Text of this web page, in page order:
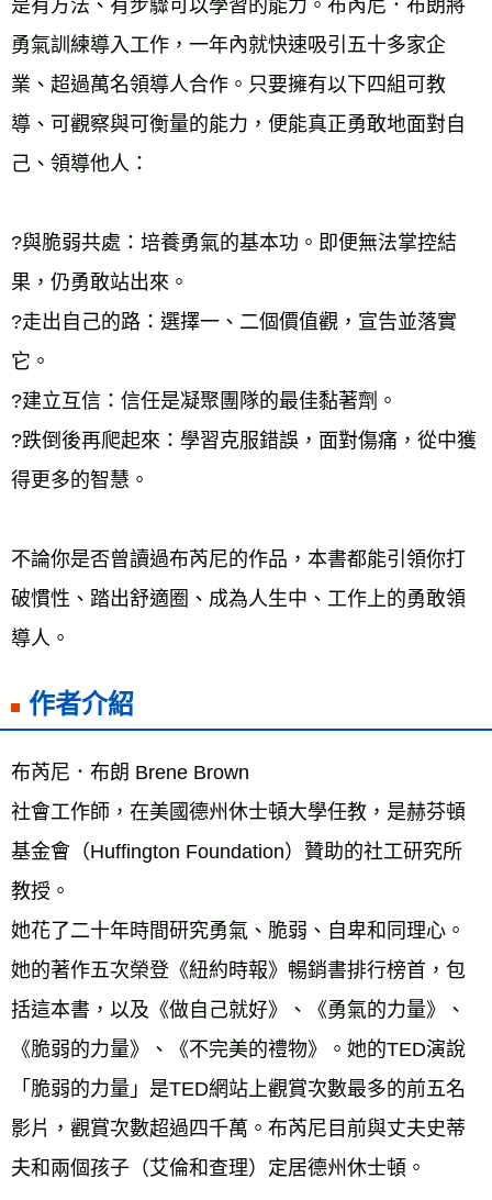
是有方法、有步驟可以學習的能力。布芮尼．布朗將
勇氣訓練導入工作，一年內就快速吸引五十多家企
業、超過萬名領導人合作。只要擁有以下四組可教
導、可觀察與可衡量的能力，便能真正勇敢地面對自
己、領導他人：
?與脆弱共處：培養勇氣的基本功。即便無法掌控結
果，仍勇敢站出來。
?走出自己的路：選擇一、二個價值觀，宣告並落實
它。
?建立互信：信任是凝聚團隊的最佳黏著劑。
?跌倒後再爬起來：學習克服錯誤，面對傷痛，從中獲
得更多的智慧。
不論你是否曾讀過布芮尼的作品，本書都能引領你打
破慣性、踏出舒適圈、成為人生中、工作上的勇敢領
導人。
作者介紹
布芮尼．布朗 Brene Brown
社會工作師，在美國德州休士頓大學任教，是赫芬頓
基金會（Huffington Foundation）贊助的社工研究所
教授。
她花了二十年時間研究勇氣、脆弱、自卑和同理心。
她的著作五次榮登《紐約時報》暢銷書排行榜首，包
括這本書，以及《做自己就好》、《勇氣的力量》、
《脆弱的力量》、《不完美的禮物》。她的TED演說
「脆弱的力量」是TED網站上觀賞次數最多的前五名
影片，觀賞次數超過四千萬。布芮尼目前與丈夫史蒂
夫和兩個孩子（艾倫和查理）定居德州休士頓。